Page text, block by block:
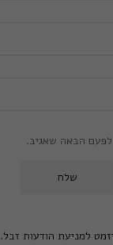
הבאה שאגיב.
למניעת הודעות זבל.